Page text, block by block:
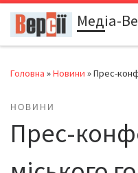
Перейти до вмісту
Медіа-
Головна »Новини »Прес-
НОВИНИ
Прес-